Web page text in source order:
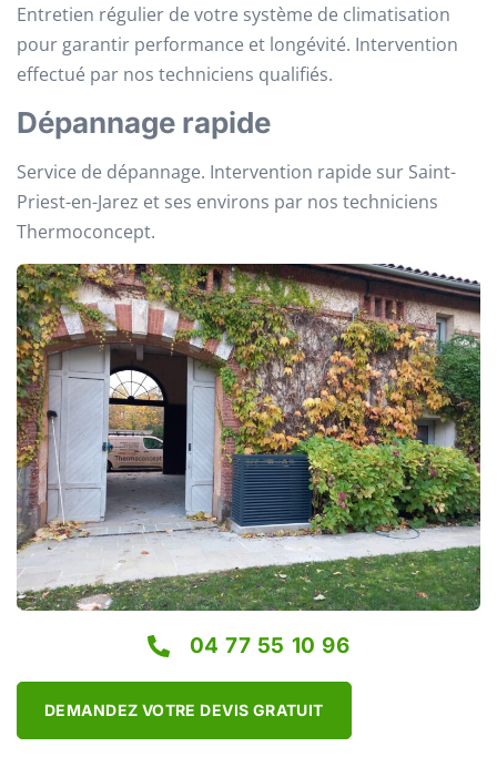
Entretien régulier de votre système de climatisation
pour garantir performance et longévité. Intervention
effectué par nos techniciens qualifiés.
Dépannage rapide
Service de dépannage. Intervention rapide sur Saint-
Priest-en-Jarez et ses environs par nos techniciens
Thermoconcept.
04 77 55 10 96
DEMANDEZ VOTRE DEVIS GRATUIT